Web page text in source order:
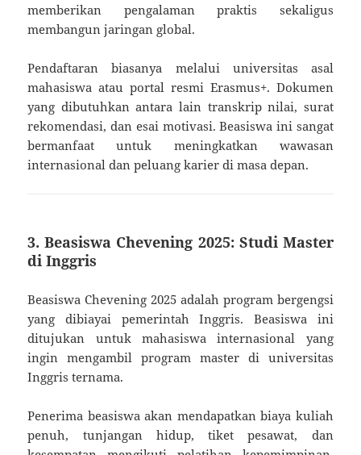
memberikan pengalaman praktis sekaligus
membangun jaringan global.
Pendaftaran biasanya melalui universitas asal
mahasiswa atau portal resmi Erasmus+. Dokumen
yang dibutuhkan antara lain transkrip nilai, surat
rekomendasi, dan esai motivasi. Beasiswa ini sangat
bermanfaat untuk meningkatkan wawasan
internasional dan peluang karier di masa depan.
3. Beasiswa Chevening 2025: Studi Master
di Inggris
Beasiswa Chevening 2025 adalah program bergengsi
yang dibiayai pemerintah Inggris. Beasiswa ini
ditujukan untuk mahasiswa internasional yang
ingin mengambil program master di universitas
Inggris ternama.
Penerima beasiswa akan mendapatkan biaya kuliah
penuh, tunjangan hidup, tiket pesawat, dan